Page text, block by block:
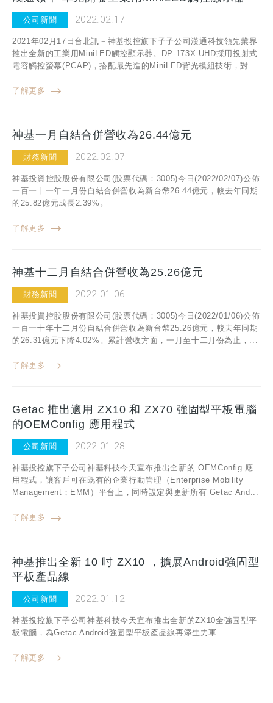
公司新聞 2022.02.17
2021年02月17日台北訊－神基投控旗下子子公司漢通科技領先業界
推出全新的工業用MiniLED觸控顯示器。DP-173X-UHD採用投射式
電容觸控螢幕(PCAP)，搭配最先進的MiniLED背光模組技術，對...
了解更多
神基一月自結合併營收為26.44億元
財務新聞 2022.02.07
神基投資控股股份有限公司(股票代碼：3005)今日(2022/02/07)公佈
一百一十一年一月份自結合併營收為新台幣26.44億元，較去年同期
的25.82億元成長2.39%。
了解更多
神基十二月自結合併營收為25.26億元
財務新聞 2022.01.06
神基投資控股股份有限公司(股票代碼：3005)今日(2022/01/06)公佈
一百一十年十二月份自結合併營收為新台幣25.26億元，較去年同期
的26.31億元下降4.02%。累計營收方面，一月至十二月份為止，...
了解更多
Getac 推出適用 ZX10 和 ZX70 強固型平板電腦
的OEMConfig 應用程式
公司新聞 2022.01.28
神基投控旗下子公司神基科技今天宣布推出全新的 OEMConfig 應
用程式，讓客戶可在既有的企業行動管理（Enterprise Mobility
Management；EMM）平台上，同時設定與更新所有 Getac And...
了解更多
神基推出全新 10 吋 ZX10 ，擴展Android強固型
平板產品線
公司新聞 2022.01.12
神基投控旗下子公司神基科技今天宣布推出全新的ZX10全強固型平
板電腦，為Getac Android強固型平板產品線再添生力軍
了解更多